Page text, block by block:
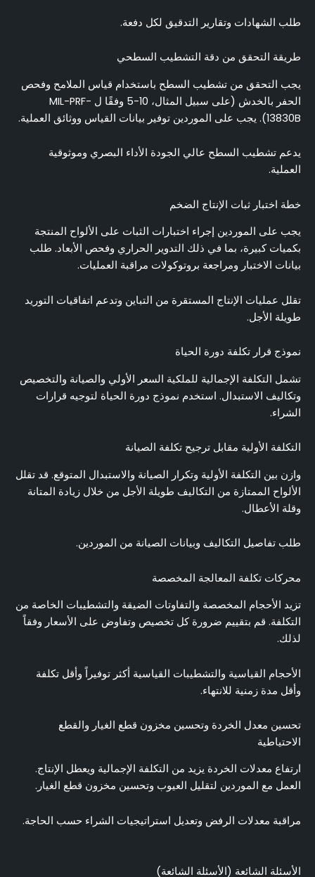
طلب الشهادات وتقارير التدقيق لكل دفعة.
طريقة التحقق من دقة التشطيب السطحي
يجب التحقق من تشطيب السطح باستخدام قياس الملامح وفحص
الحفر بالخدش (على سبيل المثال، 10-5 وفقًا ل MIL-PRF-
13830B). يجب على الموردين توفير بيانات القياس ووثائق العملية.
يدعم تشطيب السطح عالي الجودة الأداء البصري وموثوقية
العملية.
خطة اختبار ثبات الإنتاج الضخم
يجب على الموردين إجراء اختبارات الثبات على الألواح المنتجة
بكميات كبيرة، بما في ذلك التدوير الحراري وفحص الأبعاد. طلب
بيانات الاختبار ومراجعة بروتوكولات مراقبة العمليات.
تقلل عمليات الإنتاج المستقرة من التباين وتدعم اتفاقيات التوريد
طويلة الأجل.
نموذج قرار تكلفة دورة الحياة
تشمل التكلفة الإجمالية للملكية السعر الأولي والصيانة والتخصيص
وتكاليف الاستبدال. استخدم نموذج دورة الحياة لتوجيه قرارات
الشراء.
التكلفة الأولية مقابل ترجيح تكلفة الصيانة
وازن بين التكلفة الأولية وتكرار الصيانة والاستبدال المتوقع. قد تقلل
الألواح الممتازة من التكاليف طويلة الأجل من خلال زيادة المتانة
وقلة الأعطال.
طلب تفاصيل التكاليف وبيانات الصيانة من الموردين.
محركات تكلفة المعالجة المخصصة
تزيد الأحجام المخصصة والتفاوتات الضيقة والتشطيبات الخاصة من
التكلفة. قم بتقييم ضرورة كل تخصيص وتفاوض على الأسعار وفقاً
لذلك.
الأحجام القياسية والتشطيبات القياسية أكثر توفيراً وأقل تكلفة
وأقل مدة زمنية للانتهاء.
تحسين معدل الخردة وتحسين مخزون قطع الغيار والقطع
الاحتياطية
ارتفاع معدلات الخردة يزيد من التكلفة الإجمالية ويعطل الإنتاج.
العمل مع الموردين لتقليل العيوب وتحسين مخزون قطع الغيار.
مراقبة معدلات الرفض وتعديل استراتيجيات الشراء حسب الحاجة.
الأسئلة الشائعة (الأسئلة الشائعة)